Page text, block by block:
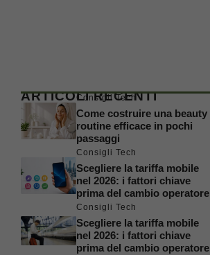
ARTICOLI RECENTI
Consigli Tech
Come costruire una beauty
routine efficace in pochi
passaggi
Consigli Tech
Scegliere la tariffa mobile
nel 2026: i fattori chiave
prima del cambio operatore
Consigli Tech
Scegliere la tariffa mobile
nel 2026: i fattori chiave
prima del cambio operatore